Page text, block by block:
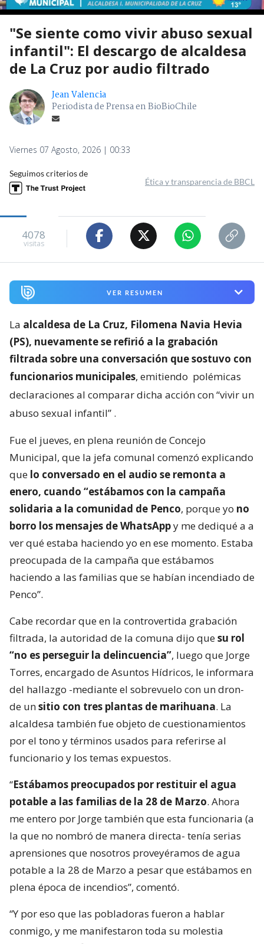
"Se siente como vivir abuso sexual
infantil": El descargo de alcaldesa
de La Cruz por audio filtrado
Jean Valencia
Periodista de Prensa en BioBioChile
Viernes 07 Agosto, 2026 | 00:33
Seguimos criterios de
Ética y transparencia de BBCL
4078
visitas
VER RESUMEN
La alcaldesa de La Cruz, Filomena Navia Hevia
(PS), nuevamente se refirió a la grabación
filtrada sobre una conversación que sostuvo con
funcionarios municipales, emitiendo polémicas
declaraciones al comparar dicha acción con “vivir un
abuso sexual infantil” .
Fue el jueves, en plena reunión de Concejo
Municipal, que la jefa comunal comenzó explicando
que lo conversado en el audio se remonta a
enero, cuando “estábamos con la campaña
solidaria a la comunidad de Penco, porque yo no
borro los mensajes de WhatsAppy me dediqué a a
ver qué estaba haciendo yo en ese momento. Estaba
preocupada de la campaña que estábamos
haciendo a las familias que se habían incendiado de
Penco”.
Cabe recordar que en la controvertida grabación
filtrada, la autoridad de la comuna dijo quesu rol
“no es perseguir la delincuencia”, luego que Jorge
Torres, encargado de Asuntos Hídricos, le informara
del hallazgo -mediante el sobrevuelo con un dron-
de unsitio con tres plantas de marihuana. La
alcaldesa también fue objeto de cuestionamientos
por el tono y términos usados para referirse al
funcionario y los temas expuestos.
“Estábamos preocupados por restituir el agua
potable a las familias de la 28 de Marzo. Ahora
me entero por Jorge también que esta funcionaria (a
la que no nombró de manera directa- tenía serias
aprensiones que nosotros proveyéramos de agua
potable a la 28 de Marzo a pesar que estábamos en
plena época de incendios”, comentó.
“Y por eso que las pobladoras fueron a hablar
conmigo, y me manifestaron toda su molestia